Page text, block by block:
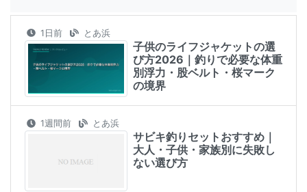
1日前 とあ浜
子供のライフジャケットの選
び方2026｜釣りで必要な体重
別浮力・股ベルト・桜マーク
の境界
1週間前 とあ浜
サビキ釣りセットおすすめ｜
大人・子供・家族別に失敗し
ない選び方